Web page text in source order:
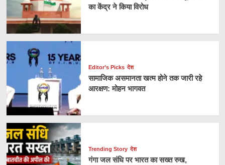
का केंद्र ने किया विरोध
Editor’s Picks देश
सामाजिक असमानता खत्म होने तक जारी रहे
आरक्षण: मोहन भागवत
Trending Story देश
गंगा जल संधि पर भारत का सख्त रुख,